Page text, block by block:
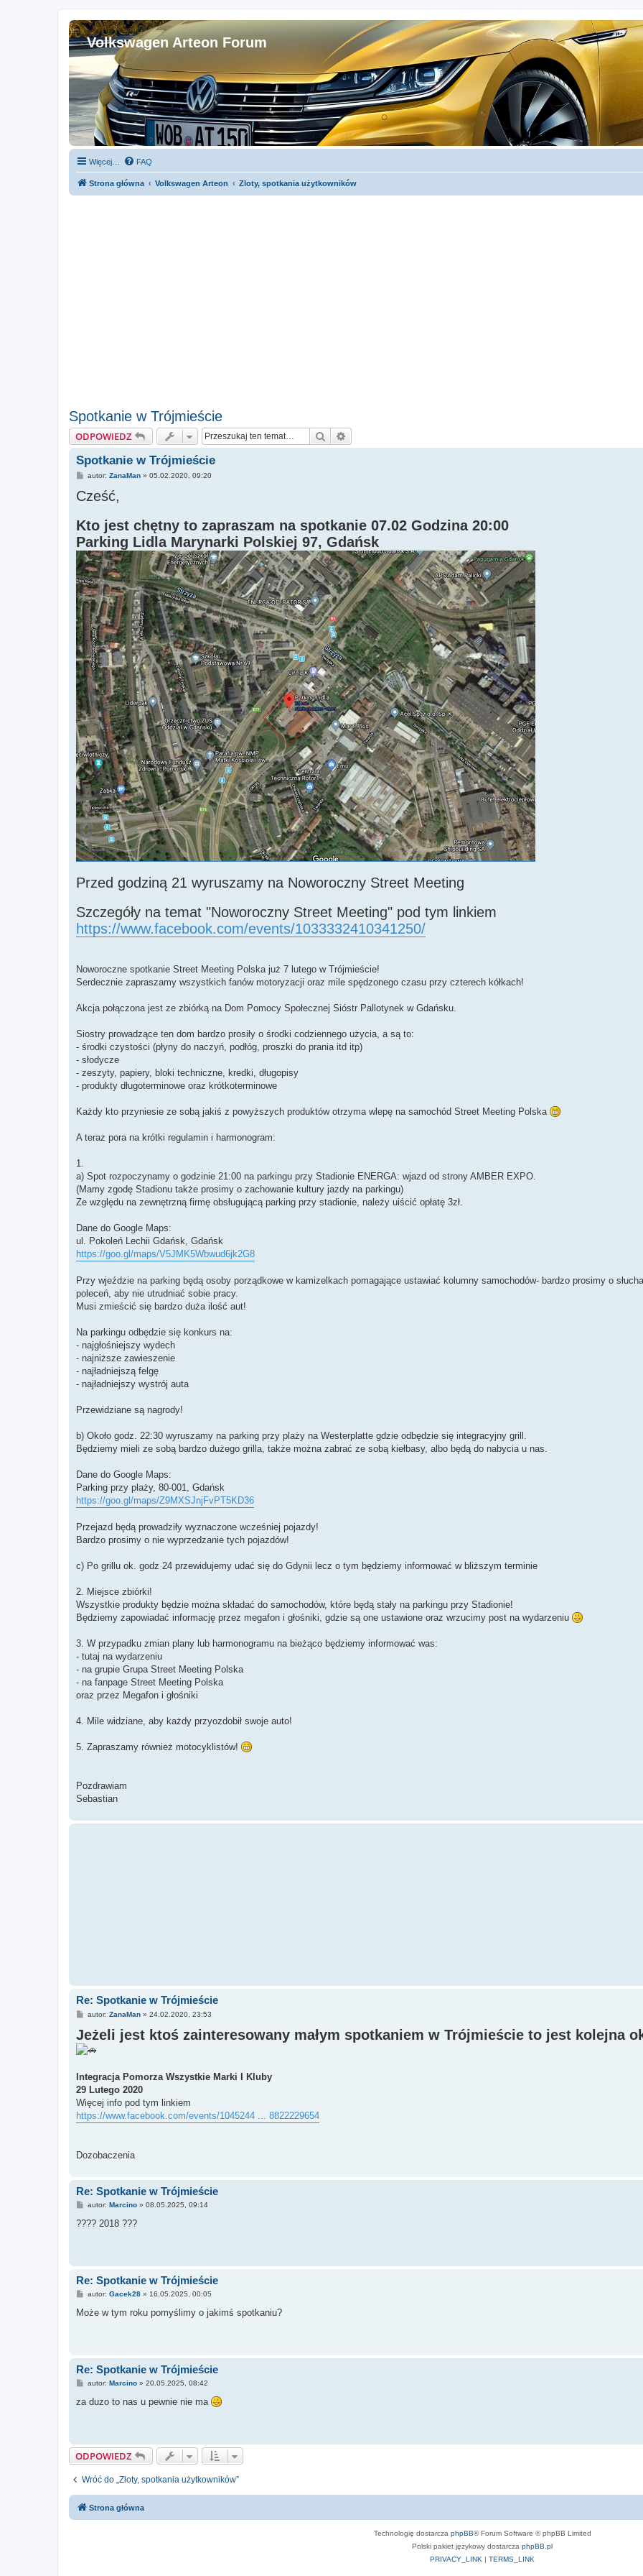
Volkswagen Arteon Forum
Więcej… FAQ
Strona główna Volkswagen Arteon Zloty, spotkania użytkowników
Spotkanie w Trójmieście
ODPOWIEDZ Szukaj
Spotkanie w Trójmieście
P
s
t
autor: ZanaMan» 05.02.2020, 09:20
Cześć,
Kto jest chętny to zapraszam na spotkanie 07.02 Godzina 20:00
Parking Lidla Marynarki Polskiej 97, Gdańsk
Przed godziną 21 wyruszamy na Noworoczny Street Meeting
Szczegóły na temat "Noworoczny Street Meeting" pod tym linkiem
https://www.facebook.com/events/1033332410341250/
Noworoczne spotkanie Street Meeting Polska już 7 lutego w Trójmieście!
Serdecznie zapraszamy wszystkich fanów motoryzacji oraz mile spędzonego czasu przy czterech kółkach!
Akcja połączona jest ze zbiórką na Dom Pomocy Społecznej Sióstr Pallotynek w Gdańsku.
Siostry prowadzące ten dom bardzo prosiły o środki codziennego użycia, a są to:
- środki czystości (płyny do naczyń, podłóg, proszki do prania itd itp)
- słodycze
- zeszyty, papiery, bloki techniczne, kredki, długopisy
- produkty długoterminowe oraz krótkoterminowe
Każdy kto przyniesie ze sobą jakiś z powyższych produktów otrzyma wlepę na samochód Street Meeting Polska
A teraz pora na krótki regulamin i harmonogram:
1.
a) Spot rozpoczynamy o godzinie 21:00 na parkingu przy Stadionie ENERGA: wjazd od strony AMBER EXPO.
(Mamy zgodę Stadionu także prosimy o zachowanie kultury jazdy na parkingu)
Ze względu na zewnętrzną firmę obsługującą parking przy stadionie, należy uiścić opłatę 3zł.
Dane do Google Maps:
ul. Pokoleń Lechii Gdańsk, Gdańsk
https://goo.gl/maps/V5JMK5Wbwud6jk2G8
Przy wjeździe na parking będą osoby porządkowe w kamizelkach pomagające ustawiać kolumny samochodów- bardzo prosimy o
poleceń, aby nie utrudniać sobie pracy.
Musi zmieścić się bardzo duża ilość aut!
Na parkingu odbędzie się konkurs na:
- najgłośniejszy wydech
- najniższe zawieszenie
- najładniejszą felgę
- najładniejszy wystrój auta
Przewidziane są nagrody!
b) Około godz. 22:30 wyruszamy na parking przy plaży na Westerplatte gdzie odbędzie się integracyjny grill.
Będziemy mieli ze sobą bardzo dużego grilla, także można zabrać ze sobą kiełbasy, albo będą do nabycia u nas.
Dane do Google Maps:
Parking przy plaży, 80-001, Gdańsk
https://goo.gl/maps/Z9MXSJnjFvPT5KD36
Przejazd będą prowadziły wyznaczone wcześniej pojazdy!
Bardzo prosimy o nie wyprzedzanie tych pojazdów!
c) Po grillu ok. godz 24 przewidujemy udać się do Gdynii lecz o tym będziemy informować w bliższym terminie
2. Miejsce zbiórki!
Wszystkie produkty będzie można składać do samochodów, które będą stały na parkingu przy Stadionie!
Będziemy zapowiadać informację przez megafon i głośniki, gdzie są one ustawione oraz wrzucimy post na wydarzeniu
3. W przypadku zmian plany lub harmonogramu na bieżąco będziemy informować was:
- tutaj na wydarzeniu
- na grupie Grupa Street Meeting Polska
- na fanpage Street Meeting Polska
oraz przez Megafon i głośniki
4. Mile widziane, aby każdy przyozdobił swoje auto!
5. Zapraszamy również motocyklistów!
Pozdrawiam
Sebastian
Re: Spotkanie w Trójmieście
P
s
t
autor: ZanaMan» 24.02.2020, 23:53
Jeżeli jest ktoś zainteresowany małym spotkaniem w Trójmieście to jest kolejna
Integracja Pomorza Wszystkie Marki I Kluby
29 Lutego 2020
Więcej info pod tym linkiem
https://www.facebook.com/events/1045244 ... 8822229654
Dozobaczenia
Re: Spotkanie w Trójmieście
P
s
autor: Marcino» 08.05.2025, 09:14
???? 2018 ???
Re: Spotkanie w Trójmieście
P
s
autor: Gacek28» 16.05.2025, 00:05
Może w tym roku pomyślimy o jakimś spotkaniu?
Re: Spotkanie w Trójmieście
P
s
autor: Marcino» 20.05.2025, 08:42
za duzo to nas u pewnie nie ma
ODPOWIEDZ
Wróć do „Zloty, spotkania użytkowników”
Strona główna
Technologię dostarcza phpBB® Forum Software © phpBB Limited
Polski pakiet językowy dostarcza phpBB.pl
PRIVACY_LINK | TERMS_LINK